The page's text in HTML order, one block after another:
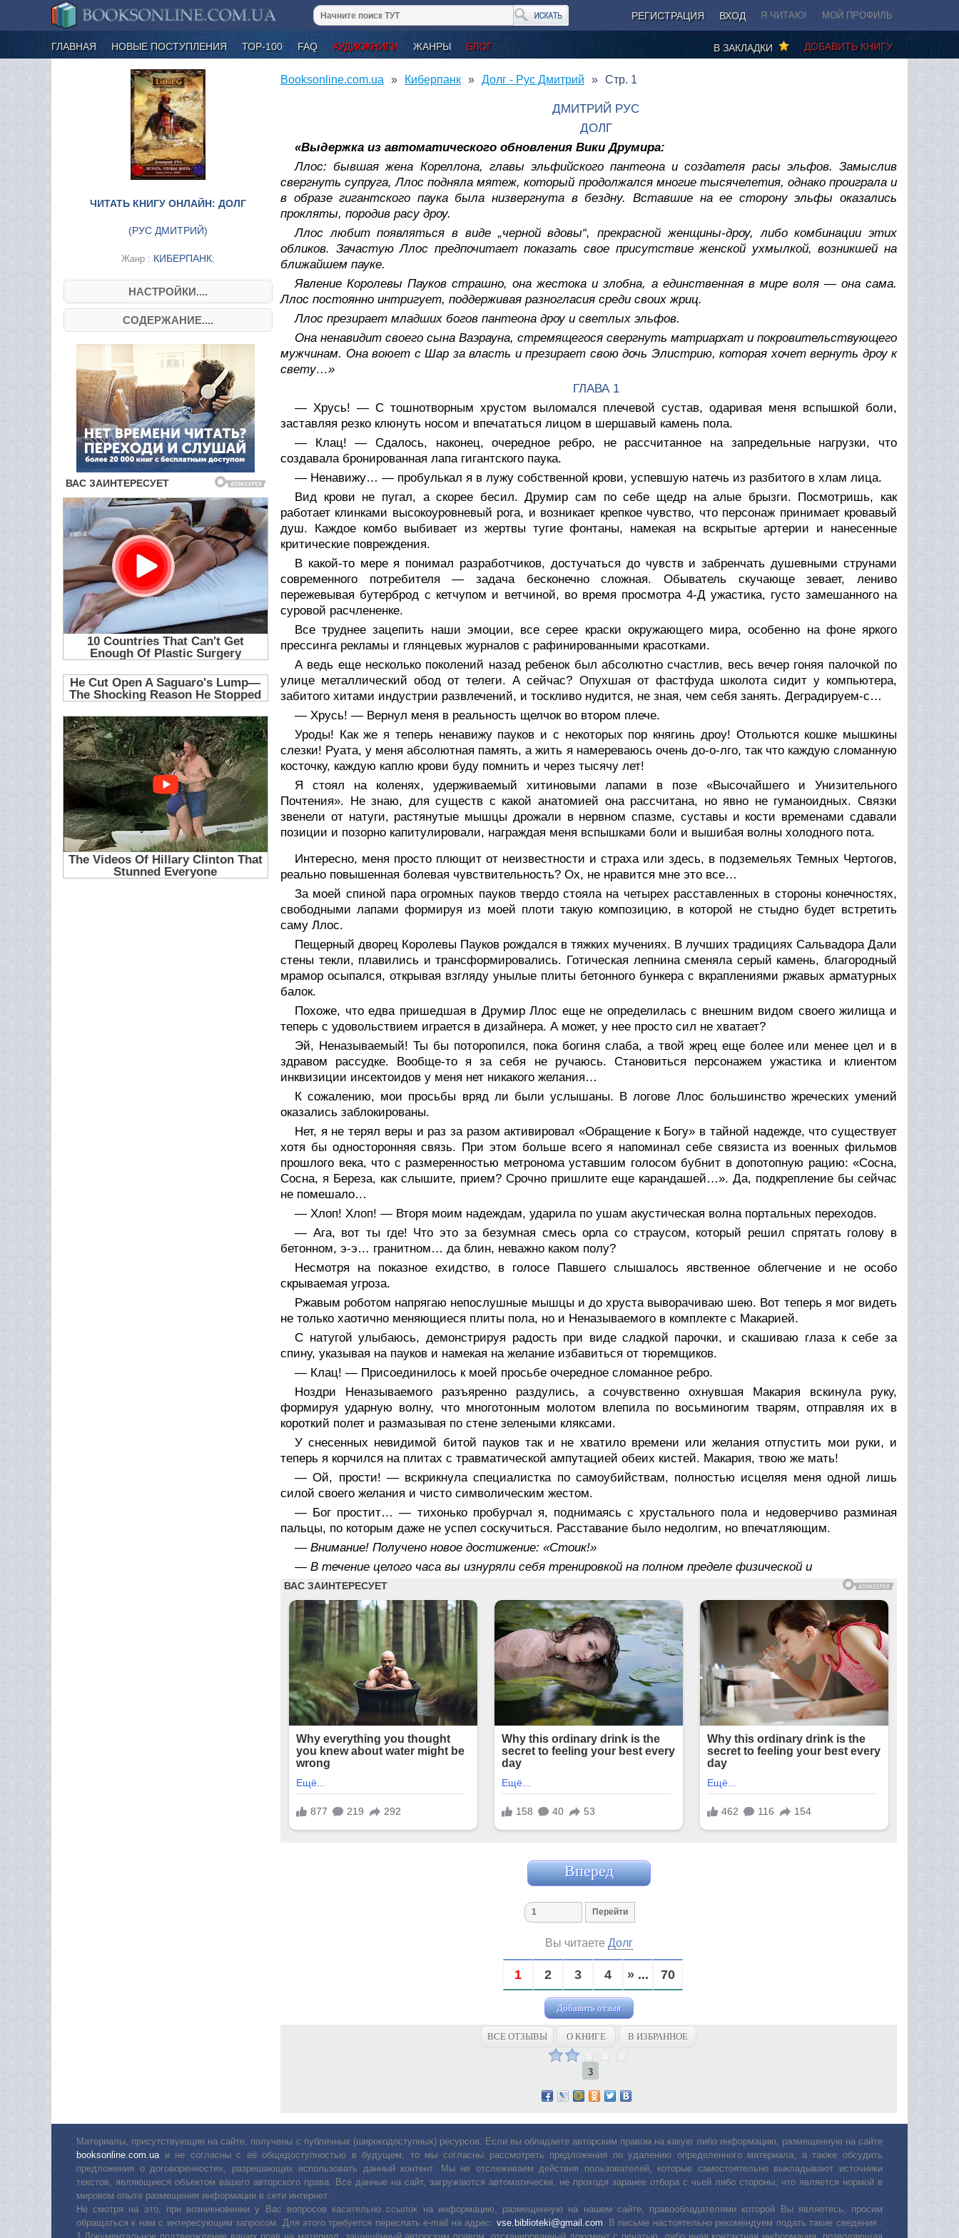
РЕГИСТРАЦИЯ ВХОД Я ЧИТАЮ! МОЙ ПРОФИЛЬ
ГЛАВНАЯ НОВЫЕ ПОСТУПЛЕНИЯ ТОР-100 FAQ АУДИОКНИГИ ЖАНРЫ БЛОГ ДОБАВИТЬ КНИГУ
В ЗАКЛАДКИ
ЧИТАТЬ КНИГУ ОНЛАЙН: ДОЛГ
(РУС ДМИТРИЙ)
Жанр : КИБЕРПАНК;
НАСТРОЙКИ....
СОДЕРЖАНИЕ....
Booksonline.com.ua Киберпанк Долг - Рус Дмитрий Стр. 1
ДМИТРИЙ РУС
ДОЛГ
«Выдержка из автоматического обновления Вики Друмира:
Ллос: бывшая жена Кореллона, главы эльфийского пантеона и создателя расы эльфов. Замыслив
свергнуть супруга, Ллос подняла мятеж, который продолжался многие тысячелетия, однако проиграла и
в образе гигантского паука была низвергнута в бездну. Вставшие на ее сторону эльфы оказались
прокляты, породив расу дроу.
Ллос любит появляться в виде „черной вдовы“, прекрасной женщины-дроу, либо комбинации этих
обликов. Зачастую Ллос предпочитает показать свое присутствие женской ухмылкой, возникшей на
ближайшем пауке.
Явление Королевы Пауков страшно, она жестока и злобна, а единственная в мире воля — она сама.
Ллос постоянно интригует, поддерживая разногласия среди своих жриц.
Ллос презирает младших богов пантеона дроу и светлых эльфов.
Она ненавидит своего сына Ваэрауна, стремящегося свергнуть матриархат и покровительствующего
мужчинам. Она воюет с Шар за власть и презирает свою дочь Элистрию, которая хочет вернуть дроу к
свету…»
ГЛАВА 1
— Хрусь! — С тошнотворным хрустом выломался плечевой сустав, одаривая меня вспышкой боли,
заставляя резко клюнуть носом и впечататься лицом в шершавый камень пола.
— Клац! — Сдалось, наконец, очередное ребро, не рассчитанное на запредельные нагрузки, что
создавала бронированная лапа гигантского паука.
— Ненавижу… — пробулькал я в лужу собственной крови, успевшую натечь из разбитого в хлам лица.
Вид крови не пугал, а скорее бесил. Друмир сам по себе щедр на алые брызги. Посмотришь, как
работает клинками высокоуровневый рога, и возникает крепкое чувство, что персонаж принимает кровавый
душ. Каждое комбо выбивает из жертвы тугие фонтаны, намекая на вскрытые артерии и нанесенные
критические повреждения.
В какой-то мере я понимал разработчиков, достучаться до чувств и забренчать душевными струнами
современного потребителя — задача бесконечно сложная. Обыватель скучающе зевает, лениво
пережевывая бутерброд с кетчупом и ветчиной, во время просмотра 4-Д ужастика, густо замешанного на
суровой расчлененке.
Все труднее зацепить наши эмоции, все серее краски окружающего мира, особенно на фоне яркого
прессинга рекламы и глянцевых журналов с рафинированными красотками.
А ведь еще несколько поколений назад ребенок был абсолютно счастлив, весь вечер гоняя палочкой по
улице металлический обод от телеги. А сейчас? Опухшая от фастфуда школота сидит у компьютера,
забитого хитами индустрии развлечений, и тоскливо нудится, не зная, чем себя занять. Деградируем-с…
— Хрусь! — Вернул меня в реальность щелчок во втором плече.
Уроды! Как же я теперь ненавижу пауков и с некоторых пор княгинь дроу! Отольются кошке мышкины
слезки! Руата, у меня абсолютная память, а жить я намереваюсь очень до-о-лго, так что каждую сломанную
косточку, каждую каплю крови буду помнить и через тысячу лет!
Я стоял на коленях, удерживаемый хитиновыми лапами в позе «Высочайшего и Унизительного
Почтения». Не знаю, для существ с какой анатомией она рассчитана, но явно не гуманоидных. Связки
звенели от натуги, растянутые мышцы дрожали в нервном спазме, суставы и кости временами сдавали
позиции и позорно капитулировали, награждая меня вспышками боли и вышибая волны холодного пота.
Интересно, меня просто плющит от неизвестности и страха или здесь, в подземельях Темных Чертогов,
реально повышенная болевая чувствительность? Ох, не нравится мне это все…
За моей спиной пара огромных пауков твердо стояла на четырех расставленных в стороны конечностях,
свободными лапами формируя из моей плоти такую композицию, в которой не стыдно будет встретить
саму Ллос.
Пещерный дворец Королевы Пауков рождался в тяжких мучениях. В лучших традициях Сальвадора Дали
стены текли, плавились и трансформировались. Готическая лепнина сменяла серый камень, благородный
мрамор осыпался, открывая взгляду унылые плиты бетонного бункера с вкраплениями ржавых арматурных
балок.
Похоже, что едва пришедшая в Друмир Ллос еще не определилась с внешним видом своего жилища и
теперь с удовольствием играется в дизайнера. А может, у нее просто сил не хватает?
Эй, Неназываемый! Ты бы поторопился, пока богиня слаба, а твой жрец еще более или менее цел и в
здравом рассудке. Вообще-то я за себя не ручаюсь. Становиться персонажем ужастика и клиентом
инквизиции инсектоидов у меня нет никакого желания…
К сожалению, мои просьбы вряд ли были услышаны. В логове Ллос большинство жреческих умений
оказались заблокированы.
Нет, я не терял веры и раз за разом активировал «Обращение к Богу» в тайной надежде, что существует
хотя бы односторонняя связь. При этом больше всего я напоминал себе связиста из военных фильмов
прошлого века, что с размеренностью метронома уставшим голосом бубнит в допотопную рацию: «Сосна,
Сосна, я Береза, как слышите, прием? Срочно пришлите еще карандашей…». Да, подкрепление бы сейчас
не помешало…
— Хлоп! Хлоп! — Вторя моим надеждам, ударила по ушам акустическая волна портальных переходов.
— Ага, вот ты где! Что это за безумная смесь орла со страусом, который решил спрятать голову в
бетонном, э-э… гранитном… да блин, неважно каком полу?
Несмотря на показное ехидство, в голосе Павшего слышалось явственное облегчение и не особо
скрываемая угроза.
Ржавым роботом напрягаю непослушные мышцы и до хруста выворачиваю шею. Вот теперь я мог видеть
не только хаотично меняющиеся плиты пола, но и Неназываемого в комплекте с Макарией.
С натугой улыбаюсь, демонстрируя радость при виде сладкой парочки, и скашиваю глаза к себе за
спину, указывая на пауков и намекая на желание избавиться от тюремщиков.
— Клац! — Присоединилось к моей просьбе очередное сломанное ребро.
Ноздри Неназываемого разъяренно раздулись, а сочувственно охнувшая Макария вскинула руку,
формируя ударную волну, что многотонным молотом влепила по восьминогим тварям, отправляя их в
короткий полет и размазывая по стене зелеными кляксами.
У снесенных невидимой битой пауков так и не хватило времени или желания отпустить мои руки, и
теперь я корчился на плитах с травматической ампутацией обеих кистей. Макария, твою же мать!
— Ой, прости! — вскрикнула специалистка по самоубийствам, полностью исцеляя меня одной лишь
силой своего желания и чисто символическим жестом.
— Бог простит… — тихонько пробурчал я, поднимаясь с хрустального пола и недоверчиво разминая
пальцы, по которым даже не успел соскучиться. Расставание было недолгим, но впечатляющим.
— Внимание! Получено новое достижение: «Стоик!»
— В течение целого часа вы изнуряли себя тренировкой на полном пределе физической и
Вперед
Вы читаете Долг
1 2 3 4 » ... 70
Добавить отзыв
ВСЕ ОТЗЫВЫ О КНИГЕ В ИЗБРАННОЕ
3
Материалы, присутствующие на сайте, получены с публичных (широкодоступных) ресурсов. Если вы обладаете авторским правом на какую либо информацию, размещенную на сайте
booksonline.com.ua и не согласны с её общедоступностью в будущем, то мы согласны рассмотреть предложения по удалению определенного материала, а также обсудить
предложения о договоренностях, разрешающих использовать данный контент. Мы не отслеживаем действия пользователей, которые самостоятельно выкладывают источники
текстов, являющиеся объектом вашего авторского права. Все данные на сайт, загружаются автоматически, не проходя заранее отбора с чьей либо стороны, что является нормой в
мировом опыте размещения информации в сети интернет.
Не смотря на это, при возникновении у Вас вопросов касательно ссылок на информацию, размещенную на нашем сайте, правообладателями которой Вы являетесь, просим
обращаться к нам с интересующим запросом. Для этого требуется переслать е-mail на адрес: vse.biblioteki@gmail.com . В письме настоятельно рекомендуем подать такие сведения :
1.Документальное подтверждение ваших прав на материал, защищённый авторским правом: отсканированный документ с печатью, либо иная контактная информация, позволяющая